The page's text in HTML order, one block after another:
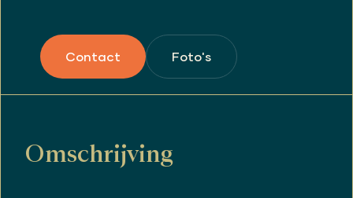
Contact Foto's
Omschrijving